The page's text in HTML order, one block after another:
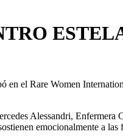
en el Rare Women
Alessandri,
emocionalmente a las